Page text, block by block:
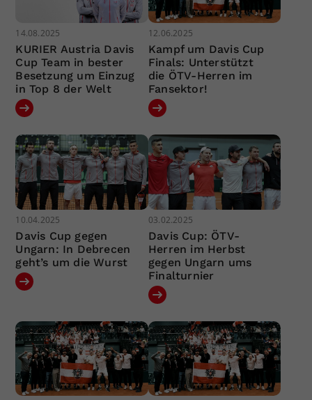
14.08.2025
KURIER Austria Davis
Cup Team in bester
Besetzung um Einzug
in Top 8 der Welt
12.06.2025
Kampf um Davis Cup
Finals: Unterstützt
die ÖTV-Herren im
Fansektor!
10.04.2025
Davis Cup gegen
Ungarn: In Debrecen
geht’s um die Wurst
03.02.2025
Davis Cup: ÖTV-
Herren im Herbst
gegen Ungarn ums
Finalturnier